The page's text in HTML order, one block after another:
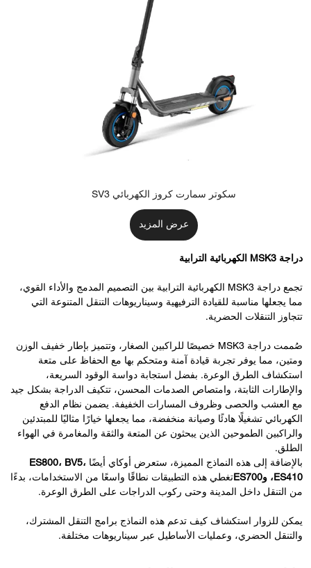
سكوتر سمارت كروز الكهربائي SV3
عرض المزيد
دراجة MSK3 الكهربائية الترابية
تجمع دراجة MSK3 الكهربائية الترابية بين التصميم المدمج والأداء القوي،
مما يجعلها مناسبة للقيادة الترفيهية وسيناريوهات التنقل المتنوعة التي
تتجاوز التنقلات الحضرية.
صُممت دراجة MSK3 خصيصًا للراكبين الصغار، وتتميز بإطار خفيف الوزن
ومتين، مما يوفر تجربة قيادة آمنة ومتحكم بها مع الحفاظ على متعة
استكشاف الطرق الوعرة. بفضل استجابة دواسة الوقود السريعة،
والإطارات الثابتة، وامتصاص الصدمات المحسن، تتكيف الدراجة بشكل جيد
مع العشب والحصى وظروف المسارات الخفيفة. يضمن نظام الدفع
الكهربائي تشغيلًا هادئًا وصيانة منخفضة، مما يجعلها خيارًا مثاليًا للمبتدئين
والراكبين الطموحين الذين يبحثون عن المتعة والثقة والمغامرة في الهواء
الطلق.
بالإضافة إلى هذه النماذج المميزة، ستعرض أوكاي أيضًا ES800، BV5،
ES410، وES700
تغطي هذه التطبيقات نطاقًا واسعًا من الاستخدامات، بدءًا
من التنقل داخل المدينة وحتى ركوب الدراجات على الطرق الوعرة.
يمكن للزوار استكشاف كيف تدعم هذه النماذج برامج التنقل المشترك،
والتنقل الحضري، وعمليات الأساطيل عبر سيناريوهات مختلفة.